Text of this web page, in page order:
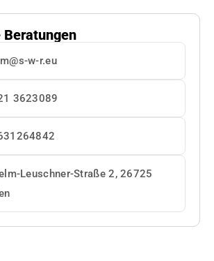
Beratungen
w-r.eu
3623089
Leuschner-Straße 2, 26725